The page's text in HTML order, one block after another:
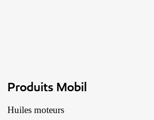
Produits Mobil
Huiles moteurs